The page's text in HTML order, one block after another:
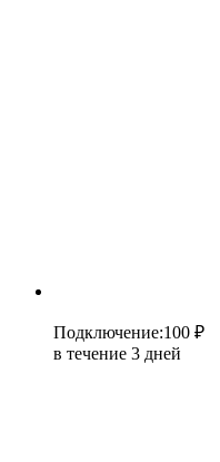
Подключение:100 ₽
в течение 3 дней